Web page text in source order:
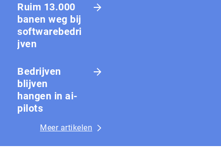
Ruim 13.000
banen weg bij
softwarebedri
jven
Bedrijven
blijven
hangen in ai-
pilots
Meer artikelen